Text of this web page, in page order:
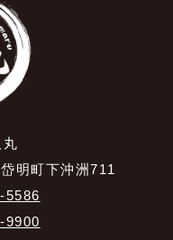
明町下沖洲711
5586
9900